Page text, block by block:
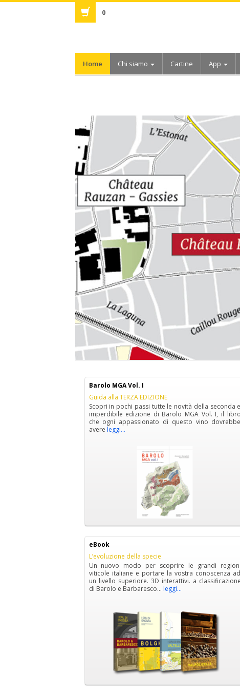
0
Home Chi siamo Cartine App
Barolo MGA Vol. I
Guida alla TERZA EDIZIONE
Scopri in pochi passi tutte le novità della seconda e
imperdibile edizione di Barolo MGA Vol. I, il libro
che ogni appassionato di questo vino dovrebbe
avere leggi...
eBook
L’evoluzione della specie
Un nuovo modo per scoprire le grandi regioni
viticole italiane e portare la vostra conoscenza ad
un livello superiore. 3D interattivi. a classificazione
di Barolo e Barbaresco... leggi...